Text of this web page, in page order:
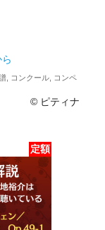
, コンクール, コンペ
© ピティナ
定額